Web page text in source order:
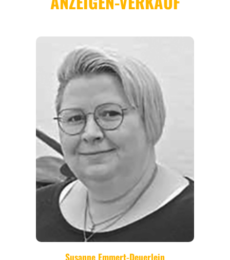
ORTE
EVENTS
REISEFÜHRER
REISEMAGAZINE
THEMEN